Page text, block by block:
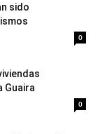
sido
0
Guaira
0